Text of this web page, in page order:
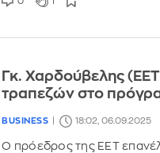
Γκ. Χαρδούβελης
τραπεζών στο
BUSINESS 18:02, 06.09.2025
Ο πρόεδρος της ΕΕΤ